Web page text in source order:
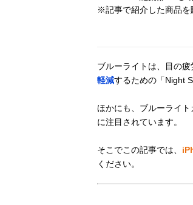
※記事で紹介した商品を
ブルーライトは、目の疲
軽減するための「Night
ほかにも、ブルーライ
に注目されています。
そこでこの記事では、
ください。